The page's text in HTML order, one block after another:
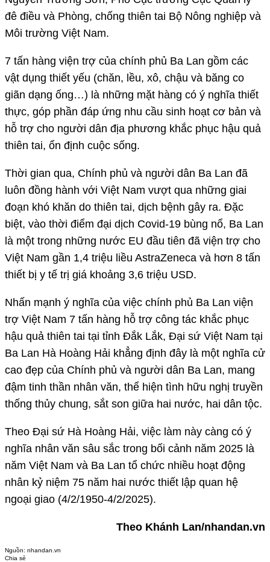
đê điều và Phòng, chống thiên tai Bộ Nông nghiệp và
Môi trường Việt Nam.
7 tấn hàng viện trợ của chính phủ Ba Lan gồm các
vật dụng thiết yếu (chăn, lều, xô, chậu và băng co
giãn dạng ống…) là những mặt hàng có ý nghĩa thiết
thực, góp phần đáp ứng nhu cầu sinh hoạt cơ bản và
hỗ trợ cho người dân địa phương khắc phục hậu quả
thiên tai, ổn định cuộc sống.
Thời gian qua, Chính phủ và người dân Ba Lan đã
luôn đồng hành với Việt Nam vượt qua những giai
đoạn khó khăn do thiên tai, dịch bệnh gây ra. Đặc
biệt, vào thời điểm đại dịch Covid-19 bùng nổ, Ba Lan
là một trong những nước EU đầu tiên đã viện trợ cho
Việt Nam gần 1,4 triệu liều AstraZeneca và hơn 8 tấn
thiết bị y tế trị giá khoảng 3,6 triệu USD.
Nhấn mạnh ý nghĩa của việc chính phủ Ba Lan viện
trợ Việt Nam 7 tấn hàng hỗ trợ công tác khắc phục
hậu quả thiên tai tại tỉnh Đắk Lắk, Đại sứ Việt Nam tại
Ba Lan Hà Hoàng Hải khẳng định đây là một nghĩa cử
cao đẹp của Chính phủ và người dân Ba Lan, mang
đậm tinh thần nhân văn, thể hiện tình hữu nghị truyền
thống thủy chung, sắt son giữa hai nước, hai dân tộc.
Theo Đại sứ Hà Hoàng Hải, việc làm này càng có ý
nghĩa nhân văn sâu sắc trong bối cảnh năm 2025 là
năm Việt Nam và Ba Lan tổ chức nhiều hoạt động
nhân kỷ niệm 75 năm hai nước thiết lập quan hệ
ngoại giao (4/2/1950-4/2/2025).
Theo Khánh Lan/nhandan.vn
Nguồn: nhandan.vn
Chia sẻ